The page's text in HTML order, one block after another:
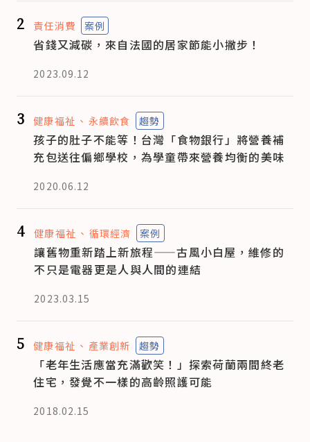
2 責任消費 案例
省錢又減碳，來自法國的居家節能小撇步！
2023.09.12
3 健康福祉 永續飲食 趨勢
孩子的肚子不能等！台灣「食物銀行」將營養補
充包送往偏鄉學校，為學童帶來營養均衡的美味
2020.06.12
4 健康福祉 循環經濟 案例
讓舊物重新踏上新旅程——古風小白屋，維修的
不只是電器更是人與人間的連結
2023.03.15
5 健康福祉 產業創新 趨勢
「老年生活應當充滿歡笑！」探索荷蘭兩間終老
住宅，發覺不一樣的高齡照護可能
2018.02.15